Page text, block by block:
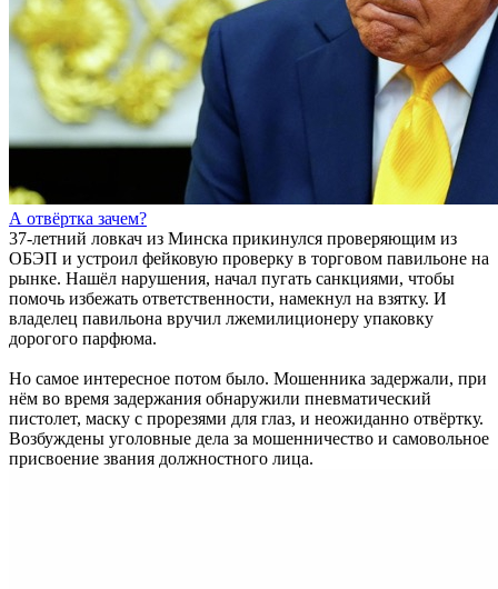
А отвёртка зачем?
37-летний ловкач из Минска прикинулся проверяющим из
ОБЭП и устроил фейковую проверку в торговом павильоне на
рынке. Нашёл нарушения, начал пугать санкциями, чтобы
помочь избежать ответственности, намекнул на взятку. И
владелец павильона вручил лжемилиционеру упаковку
дорогого парфюма.
Но самое интересное потом было. Мошенника задержали, при
нём во время задержания обнаружили пневматический
пистолет, маску с прорезями для глаз, и неожиданно отвёртку.
Возбуждены уголовные дела за мошенничество и самовольное
присвоение звания должностного лица.